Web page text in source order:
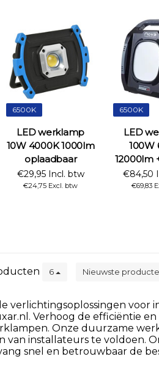
6500K
LED werklamp
10W 4000K 1000lm
oplaadbaar
€29,95 Incl. btw
€24,75 Excl. btw
6500K
LED
100W
12000lm
€84,50
€69,83
6 Nieuwste
verlichtingsoplossingen
Verhoog de efficiëntie
Onze duurzame
van installateurs te voldoen.
snel en betrouwbaar de